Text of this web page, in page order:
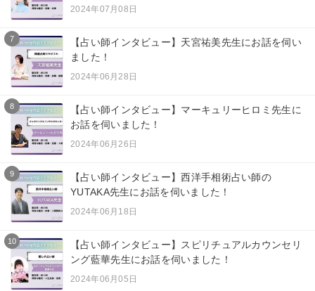
2024年07月08日
7
【占い師インタビュー】天宮祐美先生にお話を伺い
ました！
2024年06月28日
8
【占い師インタビュー】マーキュリーヒロミ先生に
お話を伺いました！
2024年06月26日
9
【占い師インタビュー】西洋手相術占い師の
YUTAKA先生にお話を伺いました！
2024年06月18日
10
【占い師インタビュー】スピリチュアルカウンセリ
ング藍華先生にお話を伺いました！
2024年06月05日